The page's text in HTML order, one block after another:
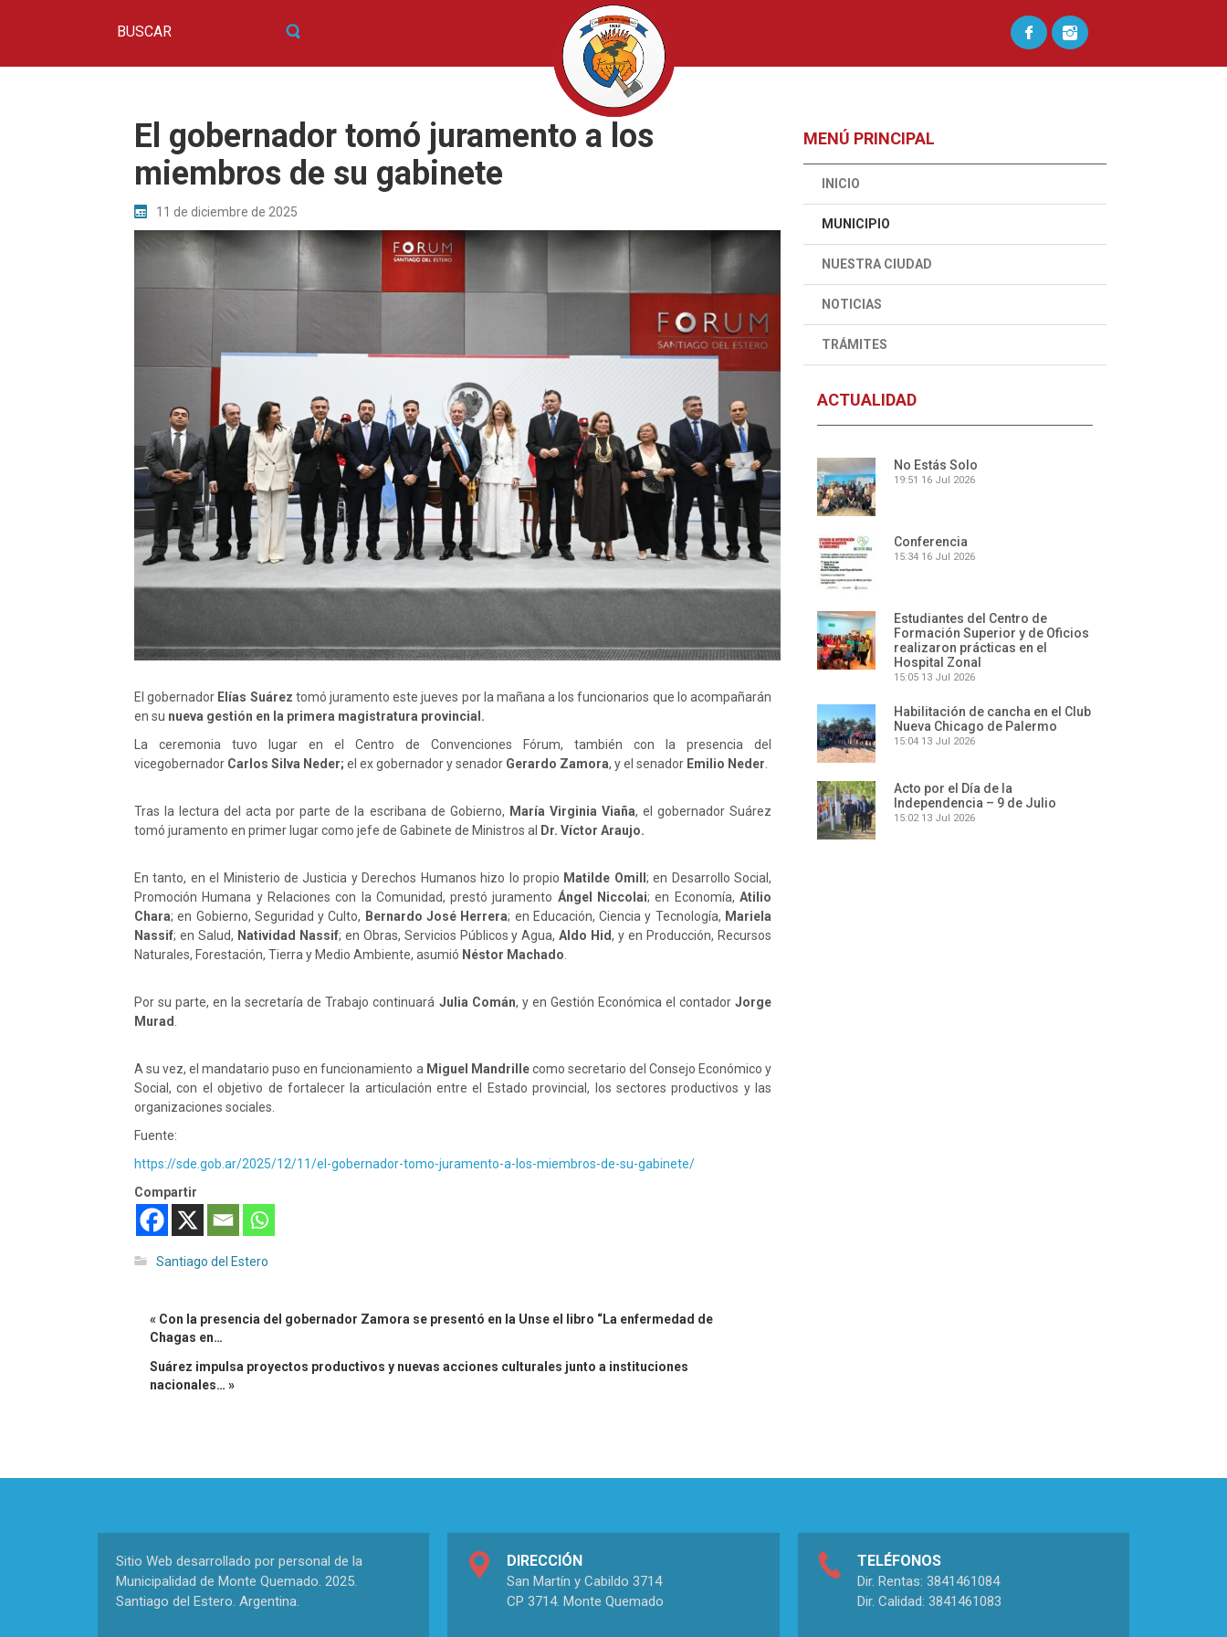
El gobernador tomó juramento a los
miembros de su gabinete
11 de diciembre de 2025
El gobernador Elías Suárez tomó juramento este jueves por la mañana a los funcionarios que lo acompañarán
en su nueva gestión en la primera magistratura provincial.
La ceremonia tuvo lugar en el Centro de Convenciones Fórum, también con la presencia del
vicegobernador Carlos Silva Neder; el ex gobernador y senador Gerardo Zamora, y el senador Emilio Neder
Tras la lectura del acta por parte de la escribana de Gobierno, María Virginia Viaña, el gobernador Suárez
tomó juramento en primer lugar como jefe de Gabinete de Ministros al
Dr. Víctor Araujo.
En tanto, en el Ministerio de Justicia y Derechos Humanos hizo lo propio Matilde Omill ; en Desarrollo Social,
Promoción Humana y Relaciones con la Comunidad, prestó juramento Ángel Niccolai; en Economía,Atilio
Chara; en Gobierno, Seguridad y Culto, Bernardo José Herrera; en Educación, Ciencia y Tecnología, Mariela
Nassif; en Salud, Natividad Nassif; en Obras, Servicios Públicos y Agua,Aldo Hid, y en Producción, Recursos
Naturales, Forestación, Tierra y Medio Ambiente, asumió Néstor Machado
Por su parte, en la secretaría de Trabajo continuará Julia Comán, y en Gestión Económica el contadorJorge
Murad
A su vez, el mandatario puso en funcionamiento a Miguel Mandrillecomo secretario del Consejo Económico y
Social, con el objetivo de fortalecer la articulación entre el Estado provincial, los sectores productivos y las
organizaciones sociales.
Fuente:
https://sde.gob.ar/2025/12/11/el-gobernador-tomo-juramento-a-los-miembros-de-su-gabinete/
Compartir
Santiago del Estero
« Con la presencia del gobernador Zamora se presentó en la Unse el libro “La enfermedad de
Chagas en…
Suárez impulsa proyectos productivos y nuevas acciones culturales junto a instituciones
nacionales… »
MENÚ PRINCIPAL
INICIO
MUNICIPIO
NUESTRA CIUDAD
NOTICIAS
TRÁMITES
ACTUALIDAD
No Estás Solo
19:51 16 Jul 2026
Conferencia
15:34 16 Jul 2026
Estudiantes del Centro de
Formación Superior y de Oficios
realizaron prácticas en el
Hospital Zonal
15:05 13 Jul 2026
Habilitación de cancha en el Club
Nueva Chicago de Palermo
15:04 13 Jul 2026
Acto por el Día de la
Independencia – 9 de Julio
15:02 13 Jul 2026
Sitio Web desarrollado por personal de la
Municipalidad de Monte Quemado. 2025.
Santiago del Estero. Argentina.
DIRECCIÓN
San Martín y Cabildo 3714
CP 3714. Monte Quemado
TELÉFONOS
Dir. Rentas: 3841461084
Dir. Calidad: 3841461083